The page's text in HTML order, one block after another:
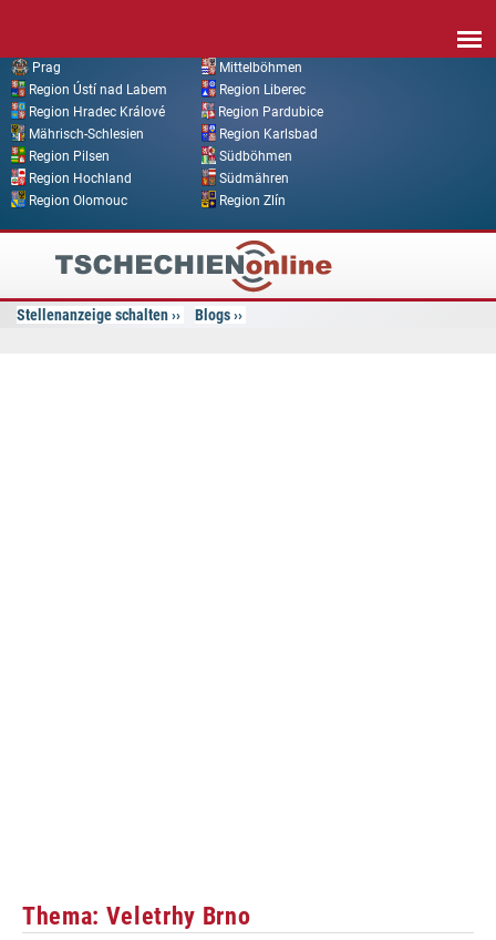
Prag
Mittelböhmen
Region Ústí nad Labem
Region Liberec
Region Hradec Králové
Region Pardubice
Mährisch-Schlesien
Region Karlsbad
Region Pilsen
Südböhmen
Region Hochland
Südmähren
Region Olomouc
Region Zlín
Tschechien
Online
Stellenanzeige schalten Blogs
Thema: Veletrhy Brno